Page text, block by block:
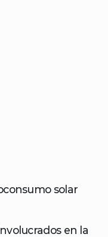
solar
en la